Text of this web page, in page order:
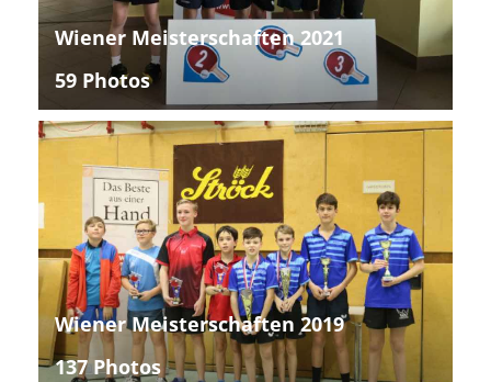
Wiener Meisterschaften 2021
59 Photos
Wiener Meisterschaften 2019
137 Photos